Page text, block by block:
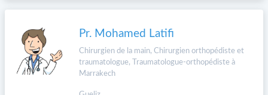
Pr. Mohamed Latifi
Chirurgien de la main, Chirurgien orthopédiste et
traumatologue, Traumatologue-orthopédiste à
Marrakech